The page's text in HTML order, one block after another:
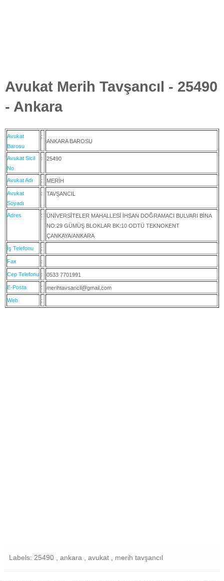
Avukat Merih Tavşancıl - 25490
- Ankara
Avukat
Barosu
:
ANKARA BAROSU
Avukat Sicil
No
: 25490
Avukat Adı : MERİH
Avukat
Soyadı
: TAVŞANCIL
Adres :
ÜNİVERSİTELER MAHALLESİ İHSAN DOĞRAMACI BULVARI BİNA
NO:29 GÜMÜŞ BLOKLAR BK:10 ODTÜ TEKNOKENT
ÇANKAYA/ANKARA
İş Telefonu :
Fax :
Cep Telefonu : 0533 7701991
E-Posta : merihtavsancil@gmail.com
Web :
Labels: 25490 , ankara , avukat , merih tavşancıl